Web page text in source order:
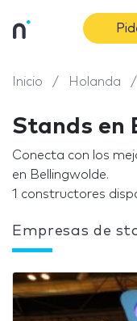
Inicio Holanda
Stands en
Conecta con los
en Bellingwolde.
1 constructores
Empresas de